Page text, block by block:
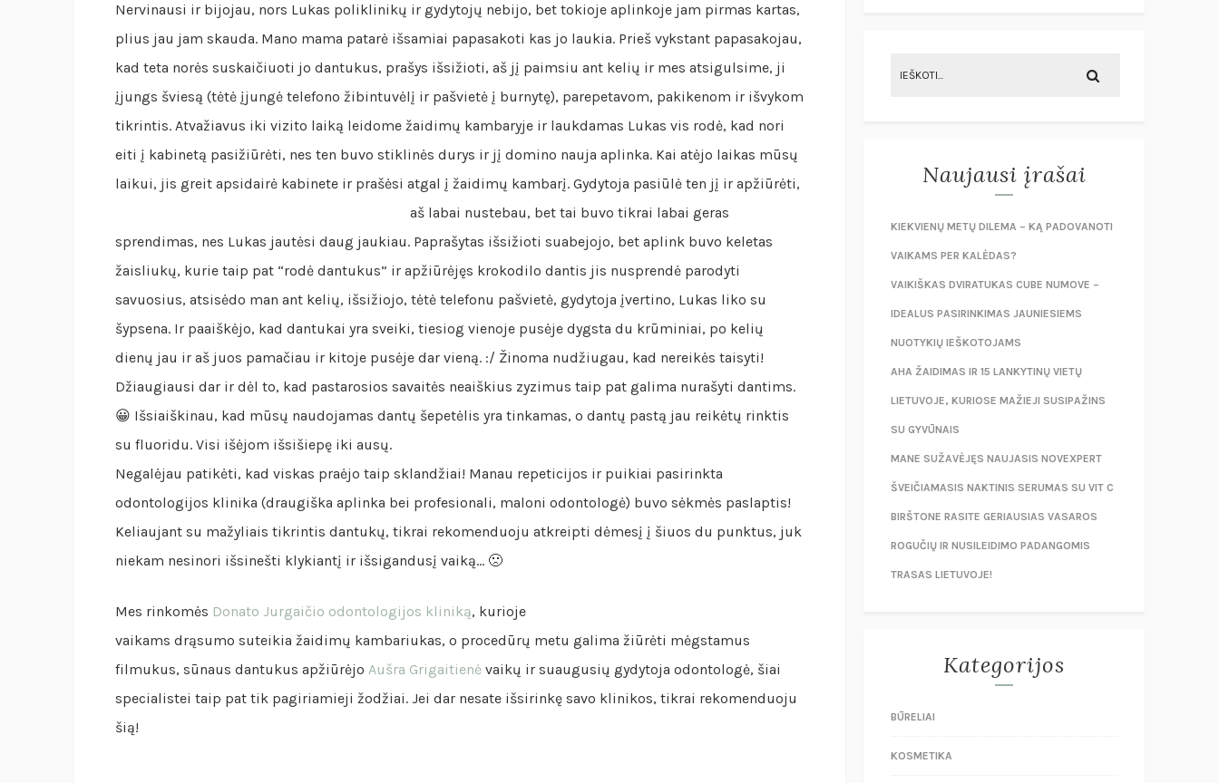
Nervinausi ir bijojau, nors Lukas poliklinikų ir gydytojų nebijo, bet tokioje aplinkoje jam pirmas kartas,
plius jau jam skauda. Mano mama patarė išsamiai papasakoti kas jo laukia. Prieš vykstant papasakojau,
kad teta norės suskaičiuoti jo dantukus, prašys išsižioti, aš jį paimsiu ant kelių ir mes atsigulsime, ji
įjungs šviesą (tėtė įjungė telefono žibintuvėlį ir pašvietė į burnytę), parepetavom, pakikenom ir išvykom
tikrintis. Atvažiavus iki vizito laiką leidome žaidimų kambaryje ir laukdamas Lukas vis rodė, kad nori
eiti į kabinetą pasižiūrėti, nes ten buvo stiklinės durys ir jį domino nauja aplinka. Kai atėjo laikas mūsų
laikui, jis greit apsidairė kabinete ir prašėsi atgal į žaidimų kambarį. Gydytoja pasiūlė ten jį ir apžiūrėti,
aš labai nustebau, bet tai buvo tikrai labai geras
sprendimas, nes Lukas jautėsi daug jaukiau. Paprašytas išsižioti suabejojo, bet aplink buvo keletas
žaisliukų, kurie taip pat “rodė dantukus” ir apžiūrėjęs krokodilo dantis jis nusprendė parodyti
savuosius, atsisėdo man ant kelių, išsižiojo, tėtė telefonu pašvietė, gydytoja įvertino, Lukas liko su
šypsena. Ir paaiškėjo, kad dantukai yra sveiki, tiesiog vienoje pusėje dygsta du krūminiai, po kelių
dienų jau ir aš juos pamačiau ir kitoje pusėje dar vieną. :/ Žinoma nudžiugau, kad nereikės taisyti!
Džiaugiausi dar ir dėl to, kad pastarosios savaitės neaiškius zyzimus taip pat galima nurašyti dantims.
😀 Išsiaiškinau, kad mūsų naudojamas dantų šepetėlis yra tinkamas, o dantų pastą jau reikėtų rinktis
su fluoridu. Visi išėjom išsišiepę iki ausų.
Negalėjau patikėti, kad viskas praėjo taip sklandžiai! Manau repeticijos ir puikiai pasirinkta
odontologijos klinika (draugiška aplinka bei profesionali, maloni odontologė) buvo sėkmės paslaptis!
Keliaujant su mažyliais tikrintis dantukų, tikrai rekomenduoju atkreipti dėmesį į šiuos du punktus, juk
niekam nesinori išsinešti klykiantį ir išsigandusį vaiką… 🙁
Mes rinkomės Donato Jurgaičio odontologijos kliniką, kurioje
vaikams drąsumo suteikia žaidimų kambariukas, o procedūrų metu galima žiūrėti mėgstamus
filmukus, sūnaus dantukus apžiūrėjo Aušra Grigaitienė vaikų ir suaugusių gydytoja odontologė, šiai
specialistei taip pat tik pagiriamieji žodžiai. Jei dar nesate išsirinkę savo klinikos, tikrai rekomenduoju
šią!
Naujausi įrašai
KIEKVIENŲ METŲ DILEMA – KĄ PADOVANOTI
VAIKAMS PER KALĖDAS?
VAIKIŠKAS DVIRATUKAS CUBE NUMOVE –
IDEALUS PASIRINKIMAS JAUNIESIEMS
NUOTYKIŲ IEŠKOTOJAMS
AHA ŽAIDIMAS IR 15 LANKYTINŲ VIETŲ
LIETUVOJE, KURIOSE MAŽIEJI SUSIPAŽINS
SU GYVŪNAIS
MANE SUŽAVĖJĘS NAUJASIS NOVEXPERT
ŠVEIČIAMASIS NAKTINIS SERUMAS SU VIT C
BIRŠTONE RASITE GERIAUSIAS VASAROS
ROGUČIŲ IR NUSILEIDIMO PADANGOMIS
TRASAS LIETUVOJE!
Kategorijos
BŪRELIAI
KOSMETIKA